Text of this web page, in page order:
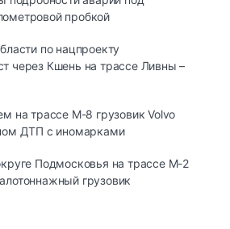
пробкой
по нацпроекту
через Кшень на трассе Ливны –
на трассе М-8 грузовик Volvo
ДТП с иномарками
Подмосковья на трассе М-2
грузовик